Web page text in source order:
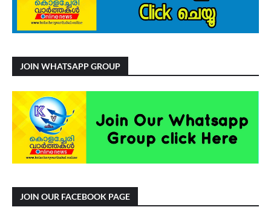
JOIN WHATSAPP GROUP
JOIN OUR FACEBOOK PAGE